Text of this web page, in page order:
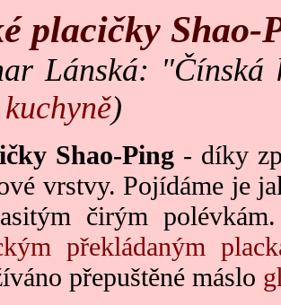
placičky Shao-
Lánská: "Čínská
)
Shao-Ping - díky
vrstvy. Pojídáme je
čirým
překládaným
přepuštěné máslo